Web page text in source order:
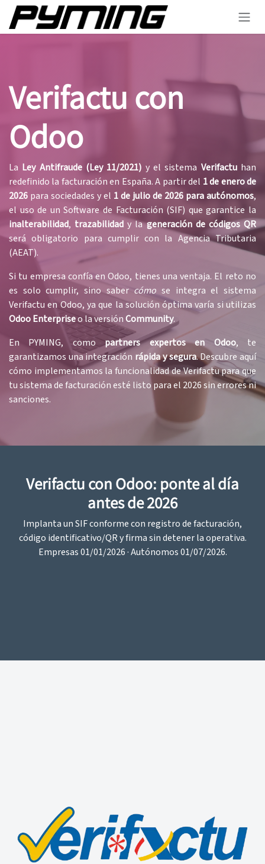
Ir al contenido
Verifactu con
Odoo
La Ley Antifraude (Ley 11/2021) y el sistema Verifactuhan
redefinido la facturación en España. A partir del 1 de enero de
2026 para sociedades y el 1 de julio de 2026 para autónomos,
el uso de un Software de Facturación (SIF) que garantice la
inalterabilidad, trazabilidad y lageneración de códigos QR
será obligatorio para cumplir con la Agencia Tributaria
(AEAT).
Si tu empresa confía en Odoo, tienes una ventaja. El reto no
es solo cumplir, sino saber cómo se integra el sistema
Verifactu en Odoo, ya que la solución óptima varía si utilizas
Odoo Enterpriseo la versiónCommunity.
En PYMING, comopartners expertos en Odoo, te
garantizamos una integración rápiday segura. Descubre aquí
cómo implementamos la funcionalidad de Verifactu para que
tu sistema de facturación esté listo para el 2026 sin errores ni
sanciones.
Verifactu con Odoo: ponte al día
antes de 2026
Implanta un SIF conforme con registro de facturación,
código identificativo/QR y firma sin detener la operativa.
Empresas 01/01/2026 · Autónomos 01/07/2026.